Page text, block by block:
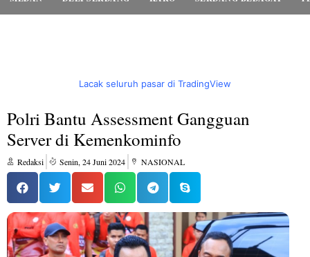
Lacak seluruh pasar di TradingView
Polri Bantu Assessment Gangguan
Server di Kemenkominfo
Redaksi Senin, 24 Juni 2024 NASIONAL